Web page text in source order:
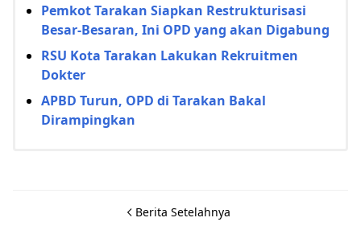
Pemkot Tarakan Siapkan Restrukturisasi
Besar-Besaran, Ini OPD yang akan Digabung
RSU Kota Tarakan Lakukan Rekruitmen
Dokter
APBD Turun, OPD di Tarakan Bakal
Dirampingkan
Berita Setelahnya